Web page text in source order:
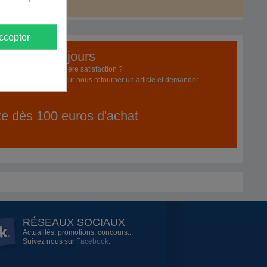
60 jours
apporte pas une entière satisfaction ?
jusqu'à 60 jours pour nous retourner un article et demander
dès 100 euros d'achat
RÉSEAUX SOCIAUX
Actualités, promotions, concours...
Suivez nous sur Facebook.